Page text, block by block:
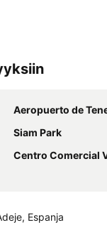
Aeropuerto de Tenerife
Siam Park
Centro Comercial
Espanja